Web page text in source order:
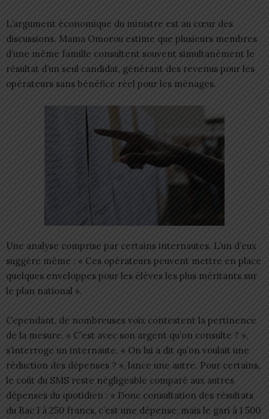
L’argument économique du ministre est au cœur des
discussions. Mama Omorou estime que plusieurs membres
d’une même famille consultent souvent simultanément le
résultat d’un seul candidat, générant des revenus pour les
opérateurs sans bénéfice réel pour les ménages.
Une analyse comprise par certains internautes. L’un d’eux
suggère même : « Ces opérateurs peuvent mettre en place
quelques enveloppes pour les élèves les plus méritants sur
le plan national ».
Cependant, de nombreuses voix contestent la pertinence
de la mesure. « C’est avec son argent qu’on consulte ? »,
s’interroge un internaute. « On lui a dit qu’on voulait une
réduction des dépenses ? », lance une autre. Pour certains,
le coût du SMS reste négligeable comparé aux autres
dépenses du quotidien : « Donc consultation des résultats
du Bac I à 250 francs, c’est une dépense, mais le gari à 1 500